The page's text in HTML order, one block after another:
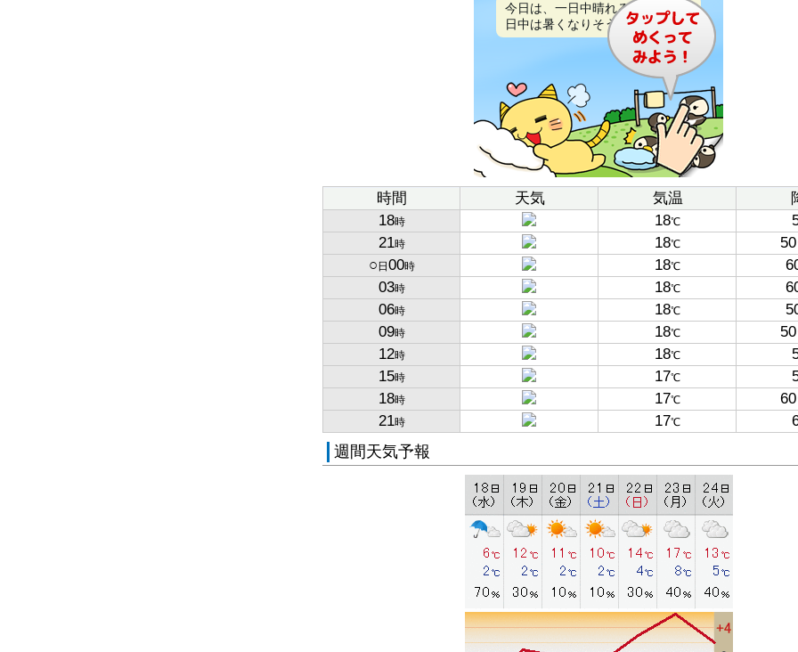
今日は、一日中晴れるでしょう。
日中は暑くなりそうです。
時間 天気 気温
18時 18℃
21時 18℃ 50
○ 日 00時 18℃
03時 18℃
06時 18℃
09時 18℃ 50
12時 18℃
15時 17℃
18時 17℃ 60
21時 17℃
週間天気予報